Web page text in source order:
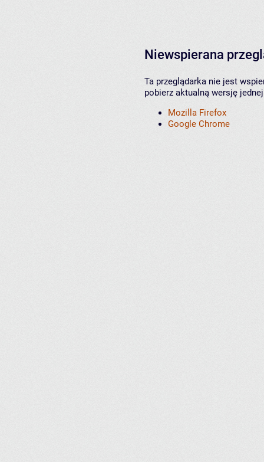
Niewspierana
Ta przeglądarka nie jest
pobierz aktualną wersję
Mozilla Firefox
Google Chrome